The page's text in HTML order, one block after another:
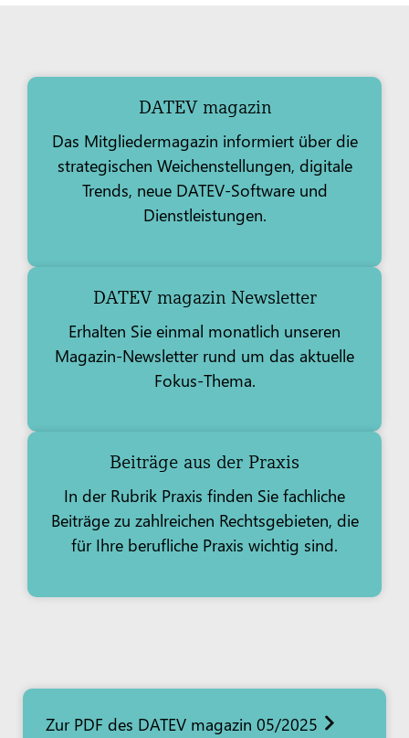
DATEV magazin
Das Mitgliedermagazin informiert über die
strategischen Weichenstellungen, digitale
Trends, neue DATEV-Software und
Dienstleistungen.
DATEV magazin Newsletter
Erhalten Sie einmal monatlich unseren
Magazin-Newsletter rund um das aktuelle
Fokus-Thema.
Beiträge aus der Praxis
In der Rubrik Praxis finden Sie fachliche
Beiträge zu zahlreichen Rechtsgebieten, die
für Ihre berufliche Praxis wichtig sind.
Zur PDF des DATEV magazin 05/2025